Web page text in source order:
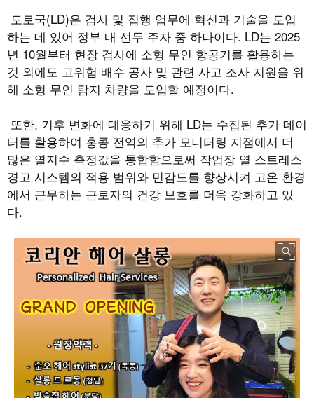
도로국(LD)은 검사 및 집행 업무에 혁신과 기술을 도입
하는 데 있어 정부 내 선두 주자 중 하나이다. LD는 2025
년 10월부터 현장 검사에 소형 무인 항공기를 활용하는
것 외에도 고위험 배수 공사 및 관련 사고 조사 지원을 위
해 소형 무인 탐지 차량을 도입할 예정이다.
또한, 기후 변화에 대응하기 위해 LD는 수집된 추가 데이
터를 활용하여 홍콩 전역의 추가 모니터링 지점에서 더
많은 열지수 측정값을 통합함으로써 작업장 열 스트레스
경고 시스템의 적용 범위와 민감도를 향상시켜 고온 환경
에서 근무하는 근로자의 건강 보호를 더욱 강화하고 있
다.